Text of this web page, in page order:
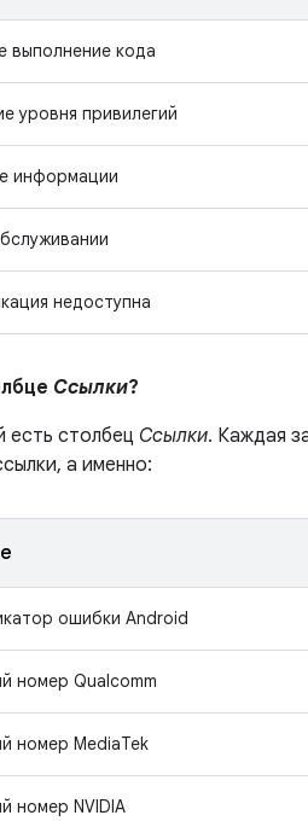
выполнение кода
уровня привилегий
информации
недоступна
Ссылки?
есть столбец Ссылки. Каждая
а именно:
ошибки Android
номер Qualcomm
номер MediaTek
номер NVIDIA